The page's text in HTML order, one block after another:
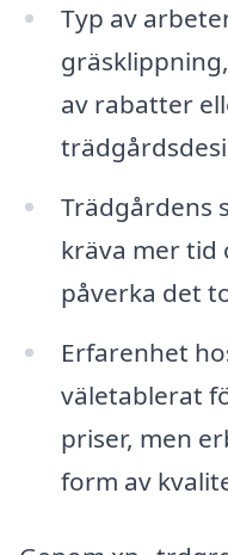
Typ av
av rabatter
Trädgårdens
kräva mer tid
påverka det
Erfarenhet
väletablerat
priser, men
form av